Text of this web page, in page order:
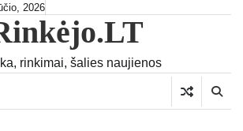
2026
rinkimai, šalies naujienos